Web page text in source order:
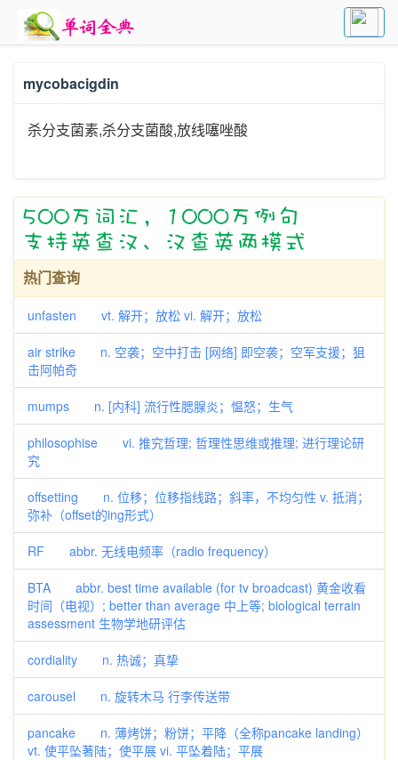
mycobacigdin
杀分支菌素,杀分支菌酸,放线噻唑酸
热门查询
unfasten vt. 解开；放松 vi. 解开；放松
air strike n. 空袭；空中打击 [网络] 即空袭；空军支援；狙
击阿帕奇
mumps n. [内科] 流行性腮腺炎；愠怒；生气
philosophise vi. 推究哲理; 哲理性思维或推理; 进行理论研
究
offsetting n. 位移；位移指线路；斜率，不均匀性 v. 抵消；
弥补（offset的ing形式）
RF abbr. 无线电频率（radio frequency）
BTA abbr. best time available (for tv broadcast) 黄金收看
时间（电视）; better than average 中上等; biological terrain
assessment 生物学地研评估
cordiality n. 热诚；真挚
carousel n. 旋转木马 行李传送带
pancake n. 薄烤饼；粉饼；平降（全称pancake landing）
vt. 使平坠著陆；使平展 vi. 平坠着陆；平展